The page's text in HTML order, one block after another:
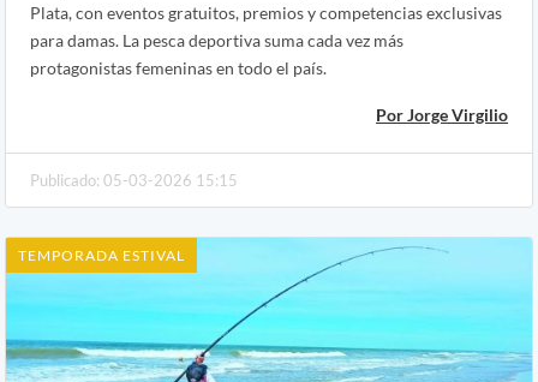
Plata, con eventos gratuitos, premios y competencias exclusivas
para damas. La pesca deportiva suma cada vez más
protagonistas femeninas en todo el país.
Por Jorge Virgilio
Publicado: 05-03-2026 15:15
TEMPORADA ESTIVAL